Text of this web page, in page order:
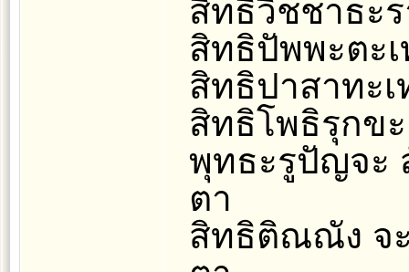
สิทธิวิชชาธะ
สิทธิปัพพะตะ
สิทธิปาสาทะเ
สิทธิโพธิรุกข
พุทธะรูปัญจะ
ตา
สิทธิติณณัง จะ